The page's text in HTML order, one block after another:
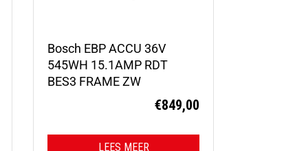
Bosch EBP ACCU 36V
545WH 15.1AMP RDT
BES3 FRAME ZW
€849,00
LEES MEER